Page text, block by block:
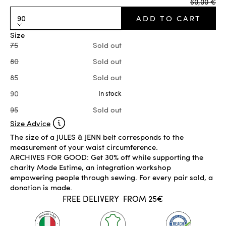
ARCHIVES FOR GOOD: Get 30% off while supporting the
charity Mode Estime, an integration workshop
empowering people through sewing. For every pair sold, a
donation is made.
90
Size
75
Sold out
80
Sold out
85
Sold out
90
In stock
95 Sold out
ADD TO CART
Size Advice
The size of a JULES & JENN belt corresponds to the
measurement of your waist circumference.
IN STOCK
ADD TO CART
FREE DELIVERY FROM 25€